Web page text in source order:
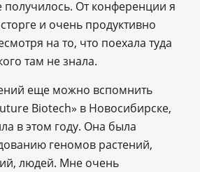
получилось. От конференции я
и очень продуктивно
на то, что поехала туда
там не знала.
еще можно вспомнить
Biotech» в Новосибирске,
в этом году. Она была
геномов растений,
людей. Мне очень